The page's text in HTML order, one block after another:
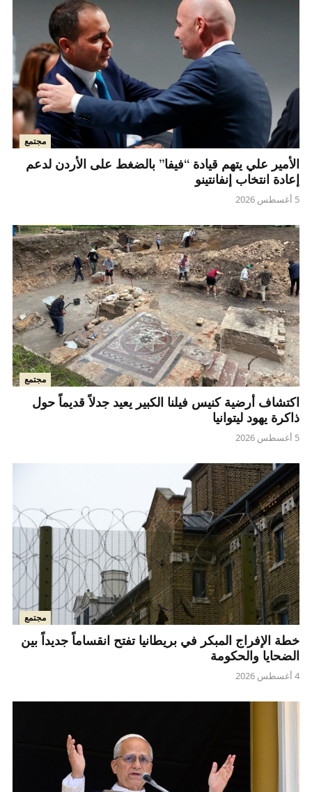
مجتمع
الأمير علي يتهم قيادة “فيفا” بالضغط على الأردن لدعم
إعادة انتخاب إنفانتينو
5 أغسطس 2026
مجتمع
اكتشاف أرضية كنيس فيلنا الكبير يعيد جدلاً قديماً حول
ذاكرة يهود ليتوانيا
5 أغسطس 2026
مجتمع
خطة الإفراج المبكر في بريطانيا تفتح انقساماً جديداً بين
الضحايا والحكومة
4 أغسطس 2026